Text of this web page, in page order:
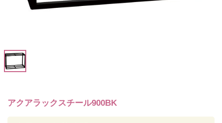
アクアラックスチール900BK